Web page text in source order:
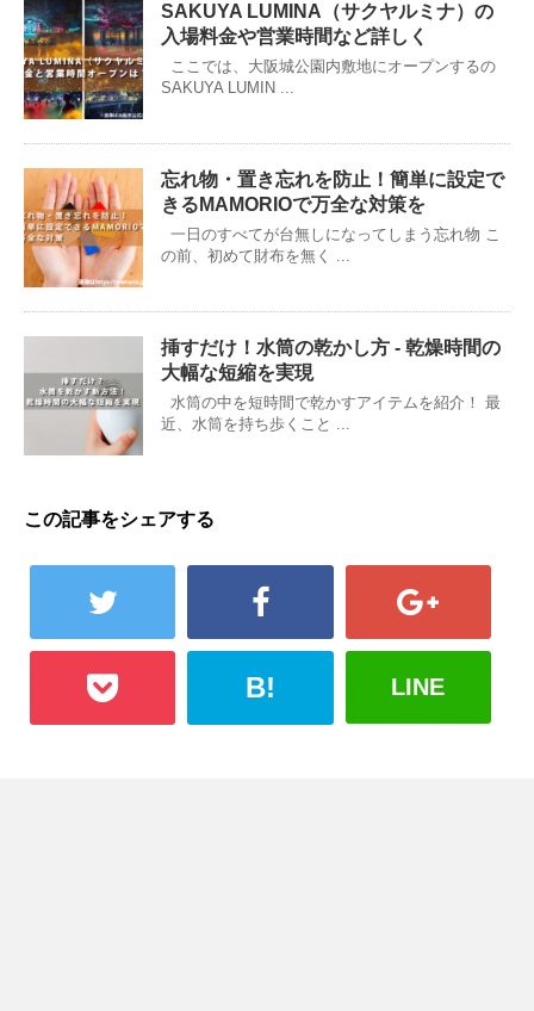
SAKUYA LUMINA（サクヤルミナ）の
入場料金や営業時間など詳しく
ここでは、大阪城公園内敷地にオープンするの
SAKUYA LUMIN ...
忘れ物・置き忘れを防止！簡単に設定で
きるMAMORIOで万全な対策を
一日のすべてが台無しになってしまう忘れ物 こ
の前、初めて財布を無く ...
挿すだけ！水筒の乾かし方 - 乾燥時間の
大幅な短縮を実現
水筒の中を短時間で乾かすアイテムを紹介！ 最
近、水筒を持ち歩くこと ...
この記事をシェアする
B! LINE